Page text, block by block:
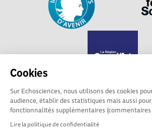
Cookies
Sur Echosciences, nous utilisons des cookies
audience, établir des statistiques mais aussi
fonctionnalités supplémentaires
Lire la politique de confidentialité
Echosciences Grand Est est propulsé par
Communicasciences